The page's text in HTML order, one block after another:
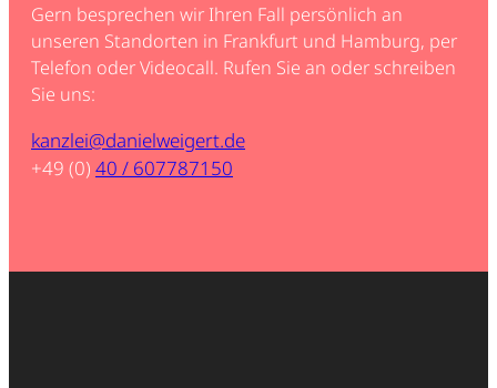
Gern besprechen wir Ihren Fall persönlich an
unseren Standorten in Frankfurt und Hamburg, per
Telefon oder Videocall. Rufen Sie an oder schreiben
Sie uns:
kanzlei@danielweigert.de
+49 (0) 40 / 607787150